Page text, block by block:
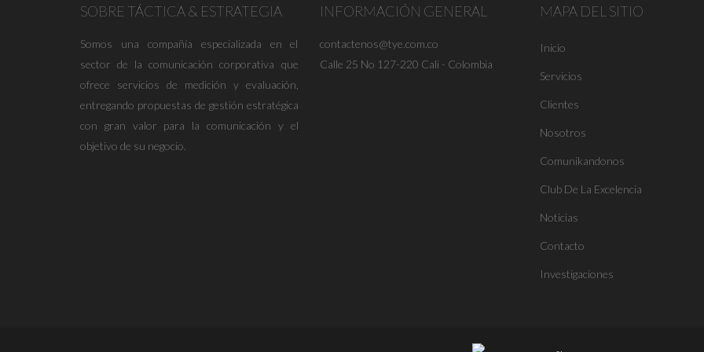
SOBRE TÁCTICA & ESTRATEGIA
Somos una compañía especializada en el
sector de la comunicación corporativa que
ofrece servicios de medición y evaluación,
entregando propuestas de gestión estratégica
con gran valor para la comunicación y el
objetivo de su negocio.
INFORMACIÓN GENERAL
contactenos@tye.com.co
Calle 25 No 127-220 Cali - Colombia
MAPA DEL SITIO
Inicio
Servicios
Clientes
Nosotros
Comunikandonos
Club De La Excelencia
Noticias
Contacto
Investigaciones